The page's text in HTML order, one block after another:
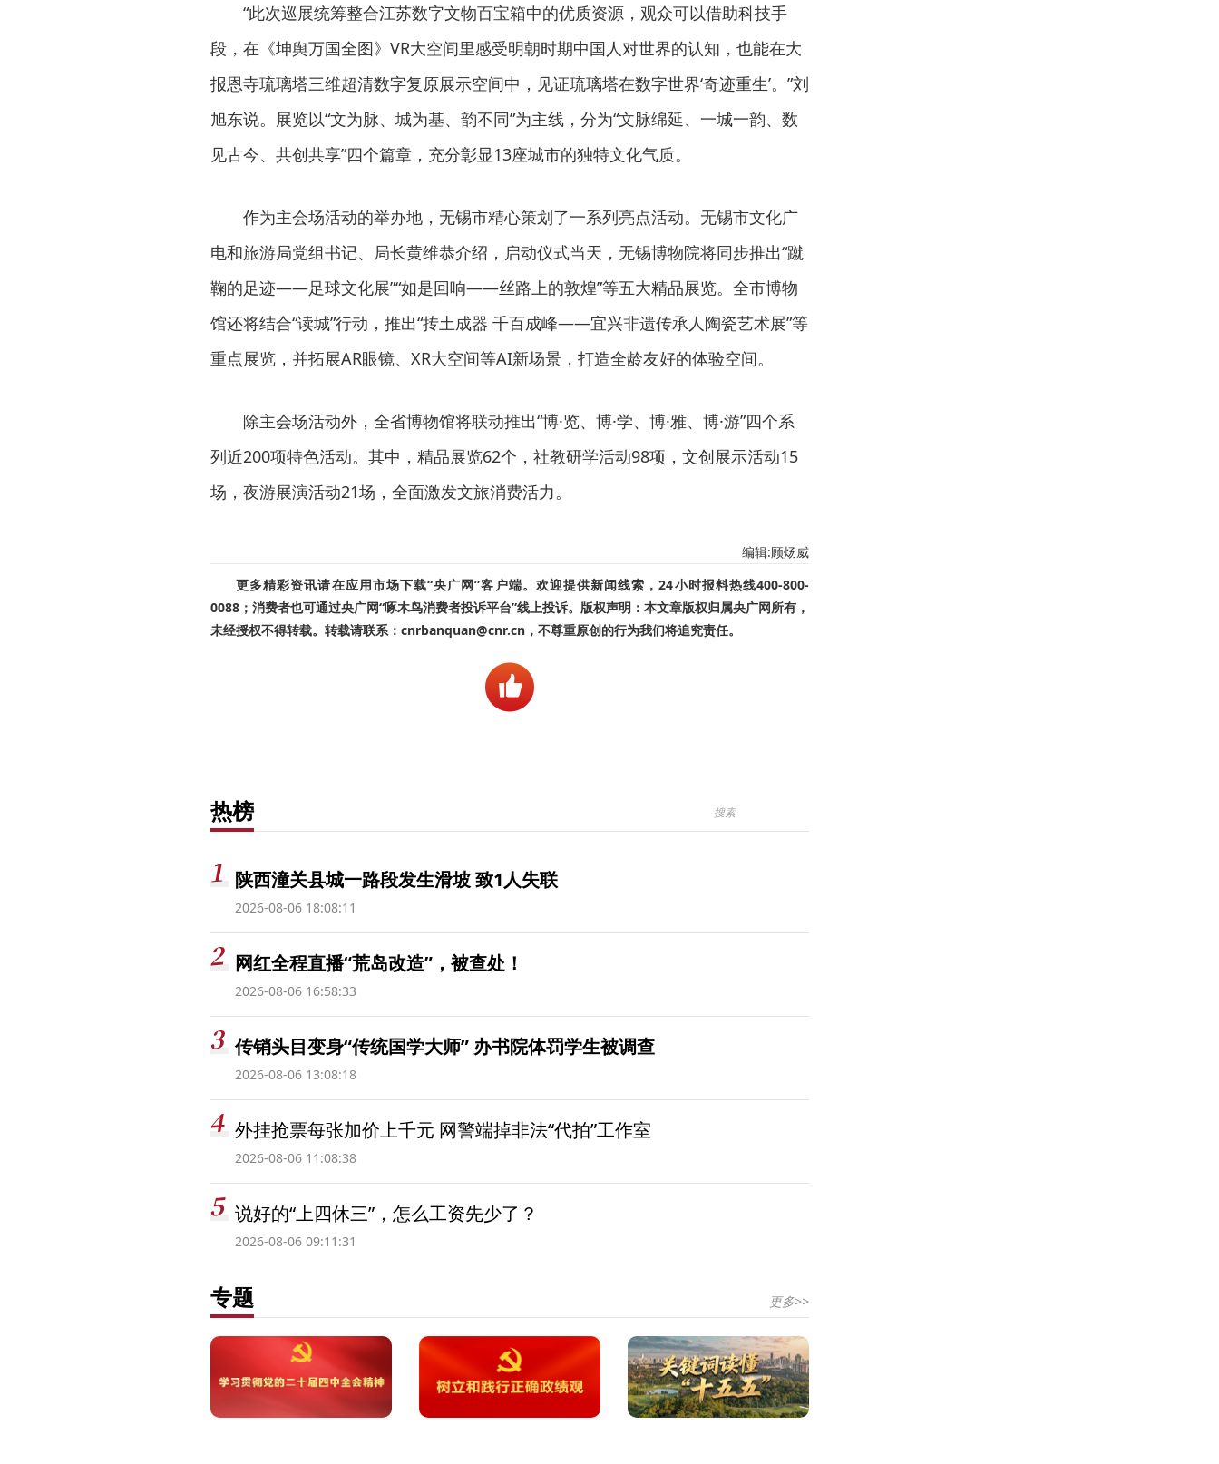
“此次巡展统筹整合江苏数字文物百宝箱中的优质资源，观众可以借助科技手
段，在《坤舆万国全图》VR大空间里感受明朝时期中国人对世界的认知，也能在大
报恩寺琉璃塔三维超清数字复原展示空间中，见证琉璃塔在数字世界‘奇迹重生’。”刘
旭东说。展览以“文为脉、城为基、韵不同”为主线，分为“文脉绵延、一城一韵、数
见古今、共创共享”四个篇章，充分彰显13座城市的独特文化气质。
作为主会场活动的举办地，无锡市精心策划了一系列亮点活动。无锡市文化广
电和旅游局党组书记、局长黄维恭介绍，启动仪式当天，无锡博物院将同步推出“蹴
鞠的足迹——足球文化展”“如是回响——丝路上的敦煌”等五大精品展览。全市博物
馆还将结合“读城”行动，推出“抟土成器 千百成峰——宜兴非遗传承人陶瓷艺术展”等
重点展览，并拓展AR眼镜、XR大空间等AI新场景，打造全龄友好的体验空间。
除主会场活动外，全省博物馆将联动推出“博·览、博·学、博·雅、博·游”四个系
列近200项特色活动。其中，精品展览62个，社教研学活动98项，文创展示活动15
场，夜游展演活动21场，全面激发文旅消费活力。
编辑:顾炀威
更多精彩资讯请在应用市场下载“央广网”客户端。欢迎提供新闻线索，24小时报料热线400-800-
0088；消费者也可通过央广网“啄木鸟消费者投诉平台”线上投诉。版权声明：本文章版权归属央广网所有，
未经授权不得转载。转载请联系：cnrbanquan@cnr.cn，不尊重原创的行为我们将追究责任。
热榜
陕西潼关县城一路段发生滑坡 致1人失联
2026-08-06 18:08:11
网红全程直播“荒岛改造”，被查处！
2026-08-06 16:58:33
传销头目变身“传统国学大师” 办书院体罚学生被调查
2026-08-06 13:08:18
外挂抢票每张加价上千元 网警端掉非法“代拍”工作室
2026-08-06 11:08:38
说好的“上四休三”，怎么工资先少了？
2026-08-06 09:11:31
专题 更多>>